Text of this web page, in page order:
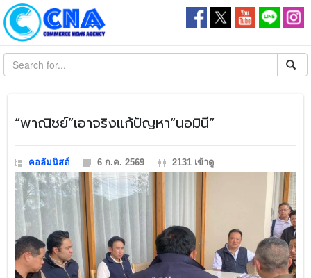
​“พาณิชย์”เอาจริงแก้ปัญหา“นอมินี”
คอลัมนิสต์ 6 ก.ค. 2569 2131 เข้าดู